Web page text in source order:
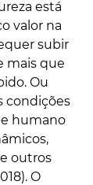
está
valor na
subir
mais que
Ou
condições
humano
outros
O